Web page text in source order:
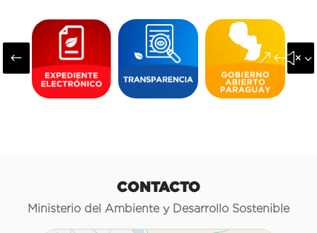
#
CONTACTO
Ministerio del Ambiente y Desarrollo Sostenible